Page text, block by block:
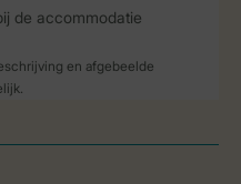
de accommodatie
en afgebeelde